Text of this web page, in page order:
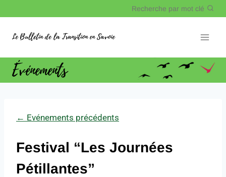
Recherche par mot clé
Le Bulletin de la Transition en Savoie
Événements
← Evénements précédents
Festival “Les Journées
Pétillantes”